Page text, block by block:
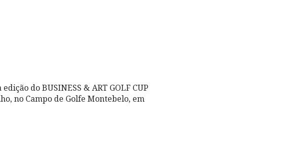
do BUSINESS & ART GOLF CUP
no Campo de Golfe Montebelo, em